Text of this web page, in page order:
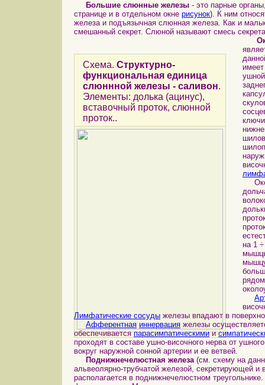
Большие слюнные железы - это парные
странице и в отдельном окне рисунок). К ним
железа и подъязычная слюнная железа. Как и
смешанный секрет. Слюной называют смесь
Схема. Структурно-
функциональная единица
слюннной железы - саливон.
Элементы: долька (ацинус),
вставочный проток, слюнной
проток..
на 1
Лимфатические сосуды железы впадают в
Афферентная иннервация железы
обеспечиваетсяпарасимпатическимии
проходят в составе ушно-височного нерва от
вокруг наружной сонной артерии и ее ветвей.
Поднижнечелюстная железа(см. схему на
альвеолярно-трубчатой железой, секретирующей
располагается в поднижнечелюстном